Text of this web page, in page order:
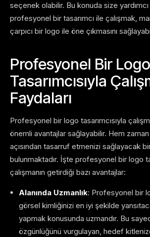
seçenek olabilir. Bu konuda size
profesyonel bir tasarımcı ile çalışmak,
çarpıcı bir logo ile öne çıkmasını
Profesyonel Bir Logo
Tasarımcısıyla
Faydaları
Profesyonel bir logo tasarımcısıyla
önemli avantajlar sağlayabilir. Hem
açısından tasarruf etmenizi sağlayacak
bulunmaktadır. İşte profesyonel bir logo
çalışmanın getirdiği bazı avantajlar:
Alanında Uzmanlık: Profesyonel bir
görsel kimliğinizi en iyi şekilde
yapmak konusunda uzmandır. Bu
özgünlüğünü vurgulayan, hedef